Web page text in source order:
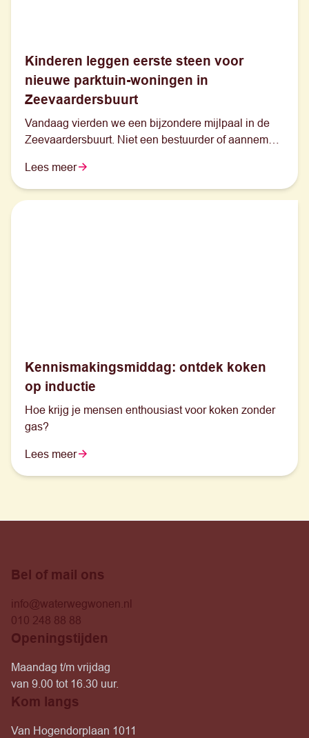
Kinderen leggen eerste steen voor
nieuwe parktuin-woningen in
Zeevaardersbuurt
Vandaag vierden we een bijzondere mijlpaal in de
Zeevaardersbuurt. Niet een bestuurder of aannemer,
symbolisch de eerste steen voor onze nieuwe
parktuin-woningen. Juist zij staan voor de toekomst
Lees meer
Kennismakingsmiddag: ontdek koken
op inductie
Hoe krijg je mensen enthousiast voor koken zonder
gas?
Lees meer
Bel of mail ons
info@waterwegwonen.nl
010 248 88 88
Openingstijden
Maandag t/m vrijdag
van 9.00 tot 16.30 uur.
Kom langs
Van Hogendorplaan 1011